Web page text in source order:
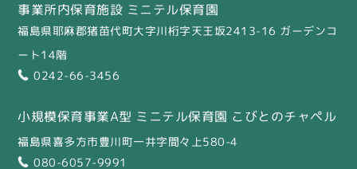
事業所内保育施設 ミニテル保育園
福島県耶麻郡猪苗代町大字川桁字天王坂2413-16 ガーデンコ
ート14階
0242-66-3456
小規模保育事業A型 ミニテル保育園 こびとのチャペル
福島県喜多方市豊川町一井字間々上580-4
080-6057-9991